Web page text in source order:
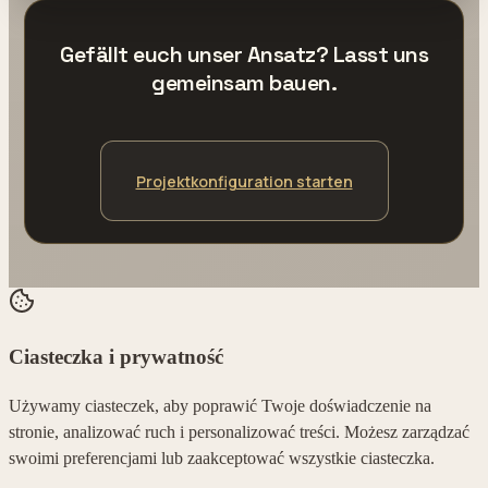
Gefällt euch unser Ansatz? Lasst uns
gemeinsam bauen.
Projektkonfiguration starten
Ciasteczka i prywatność
Używamy ciasteczek, aby poprawić Twoje doświadczenie na
stronie, analizować ruch i personalizować treści. Możesz zarządzać
swoimi preferencjami lub zaakceptować wszystkie ciasteczka.